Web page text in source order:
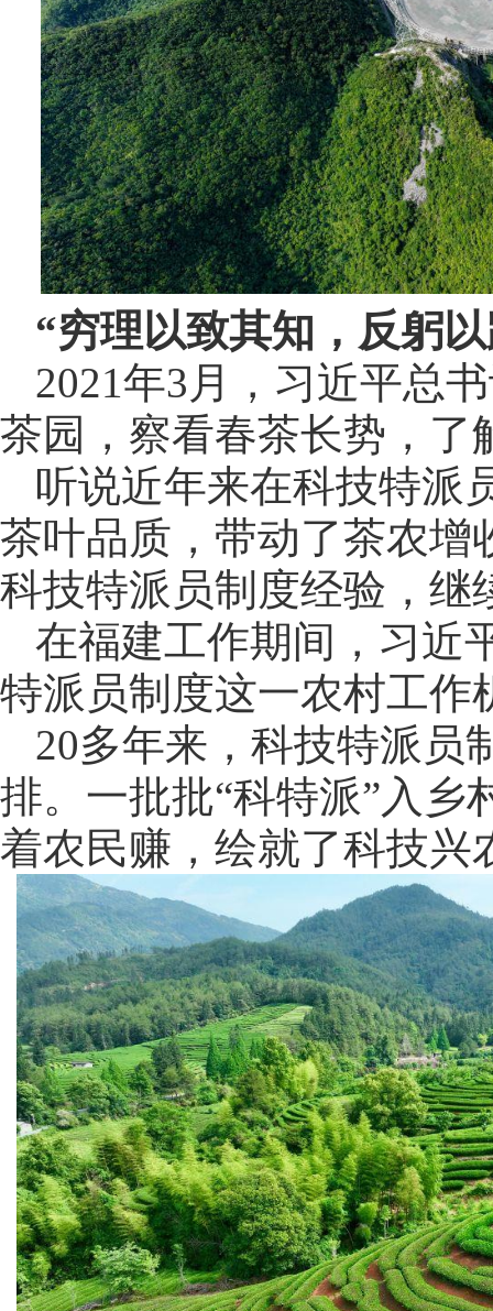
“穷理以致其知，反躬
2021年3月，习近平总
茶园，察看春茶长势，了
听说近年来在科技特派
茶叶品质，带动了茶农增
科技特派员制度经验，继
在福建工作期间，习近
特派员制度这一农村工作
20多年来，科技特派员
排。一批批“科特派”入
着农民赚，绘就了科技兴